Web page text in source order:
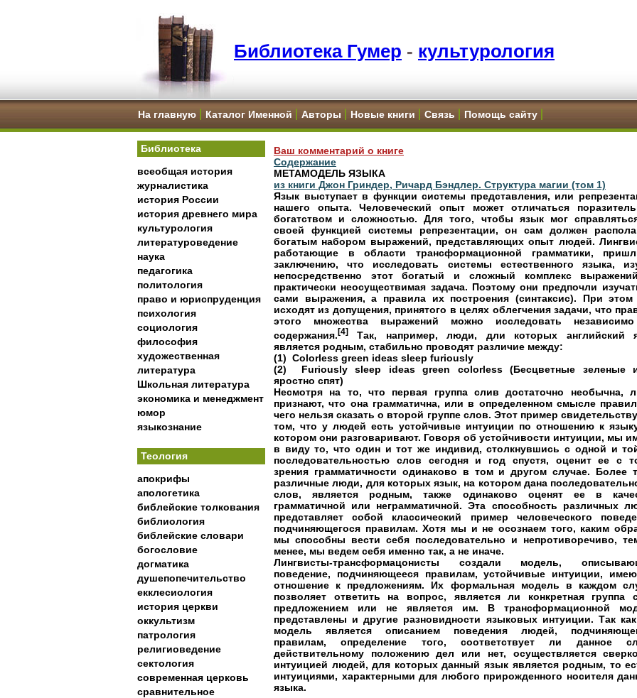
Библиотека Гумер - культурология
На главную Каталог Именной Авторы Новые книги Связь Помощь сайту
Библиотека
всеобщая история
журналистика
история России
история древнего мира
культурология
литературоведение
наука
педагогика
политология
право и юриспруденция
психология
социология
философия
художественная
литература
Школьная литература
экономика и менеджмент
юмор
языкознание
Теология
апокрифы
апологетика
библейские толкования
библиология
библейские словари
богословие
догматика
душепопечительство
екклесиология
история церкви
оккультизм
патрология
религиоведение
сектология
современная церковь
сравнительное
Ваш комментарий о книге
Содержание
МЕТАМОДЕЛЬ ЯЗЫКА
из книги Джон Гриндер, Ричард Бэндлер. Структура магии (том 1)
Язык выступает в функции системы представления, или
нашего опыта. Человеческий опыт может отличаться
богатством и сложностью. Для того, чтобы язык мог
своей функцией системы репрезентации, он сам должен
богатым набором выражений, представляющих опыт людей.
работающие в области трансформационной грамматики,
заключению, что исследовать системы естественного языка,
непосредственно этот богатый и сложный комплекс
практически неосуществимая задача. Поэтому они предпочли
сами выражения, а правила их построения (синтаксис). При этом
исходят из допущения, принятого в целях облегчения задачи, что
этого множества выражений можно исследовать
содержания.[4]
Так, например, люди, дли которых английский
является родным, стабильно проводят различие между:
(1) Colorless green ideas sleep furiously
(2) Furiously sleep ideas green colorless (Бесцветные зеленые
яростно спят)
Несмотря на то, что первая группа слив достаточно необычна,
признают, что она грамматична, или в определенном смысле
чего нельзя сказать о второй группе слов. Этот пример
том, что у людей есть устойчивые интуиции по отношению к
котором они разговаривают. Говоря об устойчивости интуиции, мы
в виду то, что один и тот же индивид, столкнувшись с одной и
последовательностью слов сегодня и год спустя, оценит ее с
зрения грамматичности одинаково в том и другом случае. Более
различные люди, для которых язык, на котором дана
слов, является родным, также одинаково оценят ее в
грамматичной или неграмматичной. Эта способность различных
представляет собой классический пример человеческого
подчиняющегося правилам. Хотя мы и не осознаем того, каким
мы способны вести себя последовательно и непротиворечиво,
менее, мы ведем себя именно так, а не иначе.
Лингвисты-трансформацонисты создали модель,
поведение, подчиняющееся правилам, устойчивые интуиции,
отношение к предложениям. Их формальная модель в каждом
позволяет ответить на вопрос, является ли конкретная группа
предложением или не является им. В трансформационной
представлены и другие разновидности языковых интуиции. Так
модель является описанием поведения людей,
правилам, определение того, соответствует ли данное
действительному положению дел или нет, осуществляется
интуицией людей, для которых данный язык является родным, то
интуициями, характерными для любого прирожденного носителя
языка.